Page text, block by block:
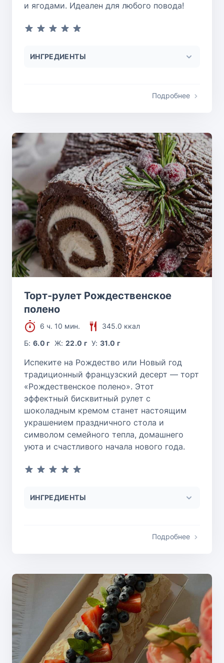
и ягодами. Идеален для любого повода!
ИНГРЕДИЕНТЫ
Подробнее
Торт-рулет Рождественское
полено
6 ч. 10 мин.
345.0 ккал
Б:6.0 г Ж: 22.0 г У:31.0 г
Испеките на Рождество или Новый год
традиционный французский десерт — торт
«Рождественское полено». Этот
эффектный бисквитный рулет с
шоколадным кремом станет настоящим
украшением праздничного стола и
символом семейного тепла, домашнего
уюта и счастливого начала нового года.
ИНГРЕДИЕНТЫ
Подробнее